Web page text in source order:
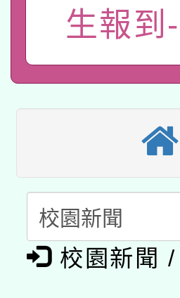
業技術研
用水績優
115年8月
本校115學
招甄選結
適應運動
本館辦理
暨閱讀推
科技賦能─
礎課程
A3數位素
「數位內
生報到
校園新聞 /